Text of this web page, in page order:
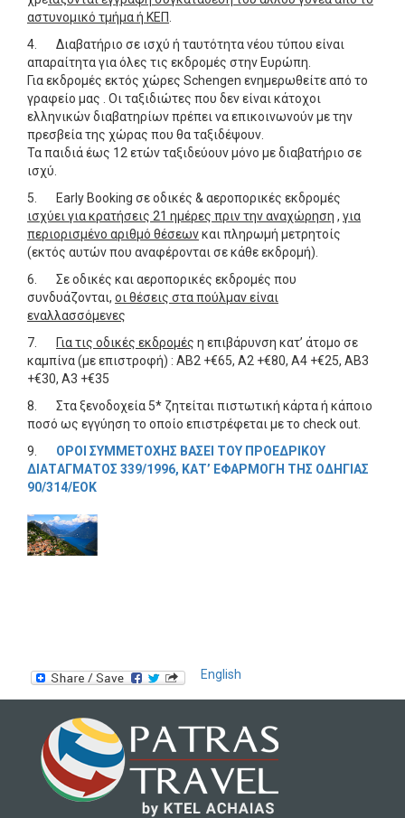
αστυνομικό τμήμα ή ΚΕΠ
4. Διαβατήριο σε ισχύ ή ταυτότητα νέου τύπου είναι
απαραίτητα για όλες τις εκδρομές στην Ευρώπη.
Για εκδρομές εκτός χώρες Schengen ενημερωθείτε από το
γραφείο μας . Οι ταξιδιώτες που δεν είναι κάτοχοι
ελληνικών διαβατηρίων πρέπει να επικοινωνούν με την
πρεσβεία της χώρας που θα ταξιδέψουν.
Τα παιδιά έως 12 ετών ταξιδεύουν μόνο με διαβατήριο σε
ισχύ.
5. Early Booking σε οδικές & αεροπορικές εκδρομές
ισχύει για κρατήσεις 21 ημέρες πριν την αναχώρηση , για
περιορισμένο αριθμό θέσεωνκαι πληρωμή μετρητοίς
(εκτός αυτών που αναφέρονται σε κάθε εκδρομή).
6. Σε οδικές και αεροπορικές εκδρομές που
συνδυάζονται, οι θέσεις στα πούλμαν είναι
εναλλασσόμενες
7.
Για τις οδικές εκδρομές η επιβάρυνση κατ’ άτομο σε
καμπίνα (με επιστροφή) : ΑΒ2 +€65, Α2 +€80, Α4 +€25, ΑΒ3
+€30, Α3 +€35
8. Στα ξενοδοχεία 5* ζητείται πιστωτική κάρτα ή κάποιο
ποσό ως εγγύηση το οποίο επιστρέφεται με το check out.
9. OΡΟΙ ΣΥΜΜΕΤΟΧHΣ ΒAΣΕΙ ΤΟΥ ΠΡΟΕΔΡΙΚΟY
ΔΙΑΤAΓΜΑΤΟΣ 339/1996, ΚΑΤ’ ΕΦΑΡΜΟΓH ΤΗΣ ΟΔΗΓIΑΣ
90/314/ΕΟΚ
English